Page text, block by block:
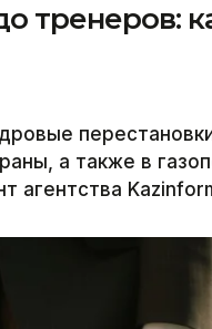
тренеров:
а также в
агентства